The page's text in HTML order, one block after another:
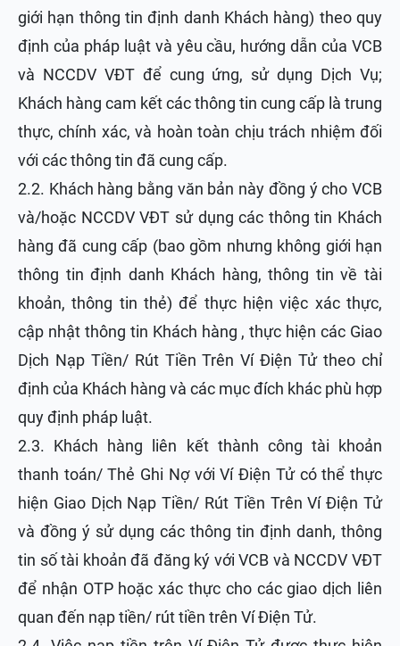
giới hạn thông tin định danh Khách hàng) theo quy
định của pháp luật và yêu cầu, hướng dẫn của VCB
và NCCDV VĐT để cung ứng, sử dụng Dịch Vụ;
Khách hàng cam kết các thông tin cung cấp là trung
thực, chính xác, và hoàn toàn chịu trách nhiệm đối
với các thông tin đã cung cấp.
2.2. Khách hàng bằng văn bản này đồng ý cho VCB
và/hoặc NCCDV VĐT sử dụng các thông tin Khách
hàng đã cung cấp (bao gồm nhưng không giới hạn
thông tin định danh Khách hàng, thông tin về tài
khoản, thông tin thẻ) để thực hiện việc xác thực,
cập nhật thông tin Khách hàng , thực hiện các Giao
Dịch Nạp Tiền/ Rút Tiền Trên Ví Điện Tử theo chỉ
định của Khách hàng và các mục đích khác phù hợp
quy định pháp luật.
2.3. Khách hàng liên kết thành công tài khoản
thanh toán/ Thẻ Ghi Nợ với Ví Điện Tử có thể thực
hiện Giao Dịch Nạp Tiền/ Rút Tiền Trên Ví Điện Tử
và đồng ý sử dụng các thông tin định danh, thông
tin số tài khoản đã đăng ký với VCB và NCCDV VĐT
để nhận OTP hoặc xác thực cho các giao dịch liên
quan đến nạp tiền/ rút tiền trên Ví Điện Tử.